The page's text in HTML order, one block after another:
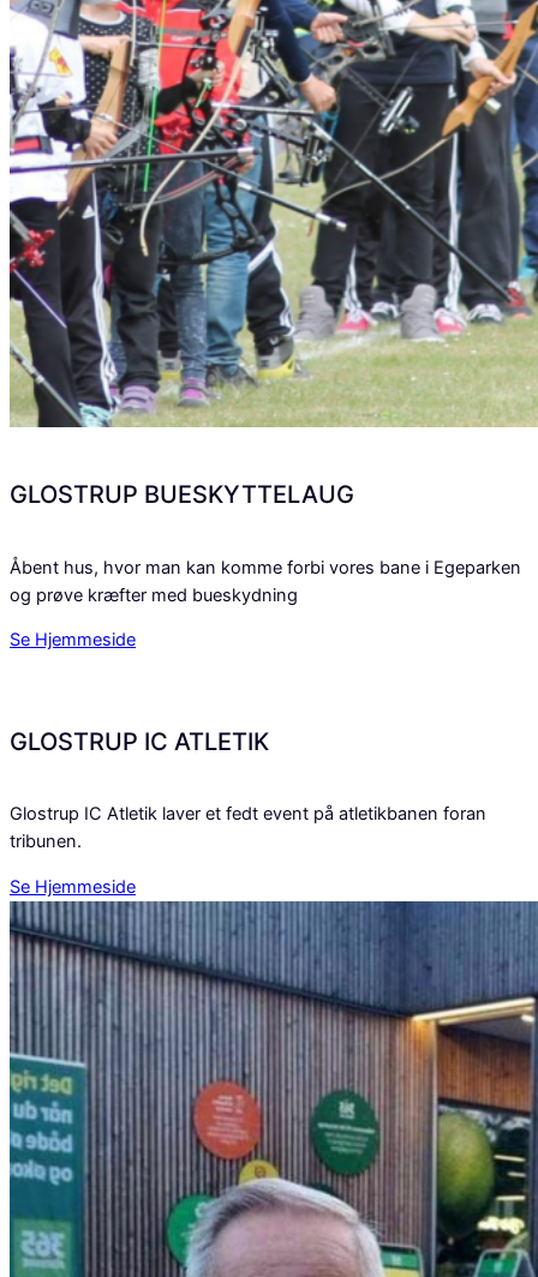
GLOSTRUP BUESKYTTELAUG
Åbent hus, hvor man kan komme forbi vores bane i Egeparken
og prøve kræfter med bueskydning
Se Hjemmeside
GLOSTRUP IC ATLETIK
Glostrup IC Atletik laver et fedt event på atletikbanen foran
tribunen.
Se Hjemmeside